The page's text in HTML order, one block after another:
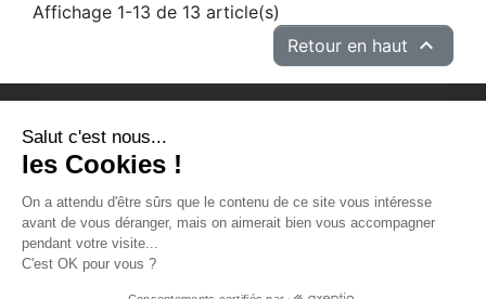
Affichage 1-13 de 13 article(s)
Retour en haut 
PRODUITS
NOTRE SOCIÉTÉ
VOTRE COMPTE
INFORMATIONS
Salut c'est nous...
les Cookies !
On a attendu d'être sûrs que le contenu de ce site vous intéresse
avant de vous déranger, mais on aimerait bien vous accompagner
pendant votre visite...
C'est OK pour vous ?